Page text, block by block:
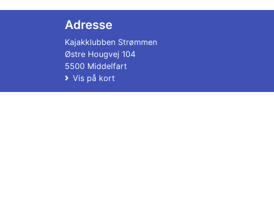
Adresse
Kajakklubben Strømmen
Østre Hougvej 104
5500 Middelfart
Vis på kort